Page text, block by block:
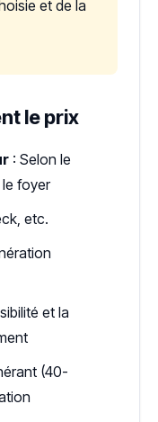
et de la
le prix
: Selon le
foyer
etc.
et la
(40-